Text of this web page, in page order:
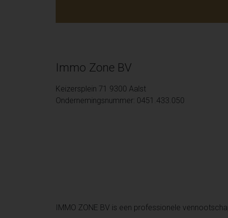
Immo Zone BV
Keizersplein 71 9300 Aalst
Ondernemingsnummer: 0451.433.050
IMMO ZONE BV is een professionele